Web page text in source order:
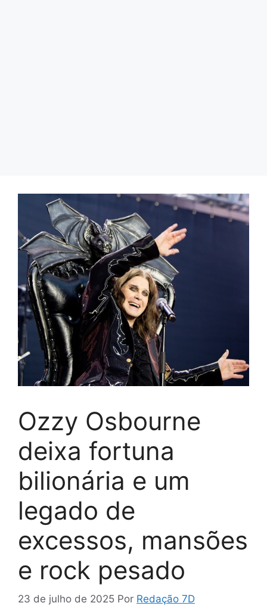
Ozzy Osbourne
deixa fortuna
bilionária e um
legado de
excessos, mansões
e rock pesado
23 de julho de 2025 Por Redação 7D